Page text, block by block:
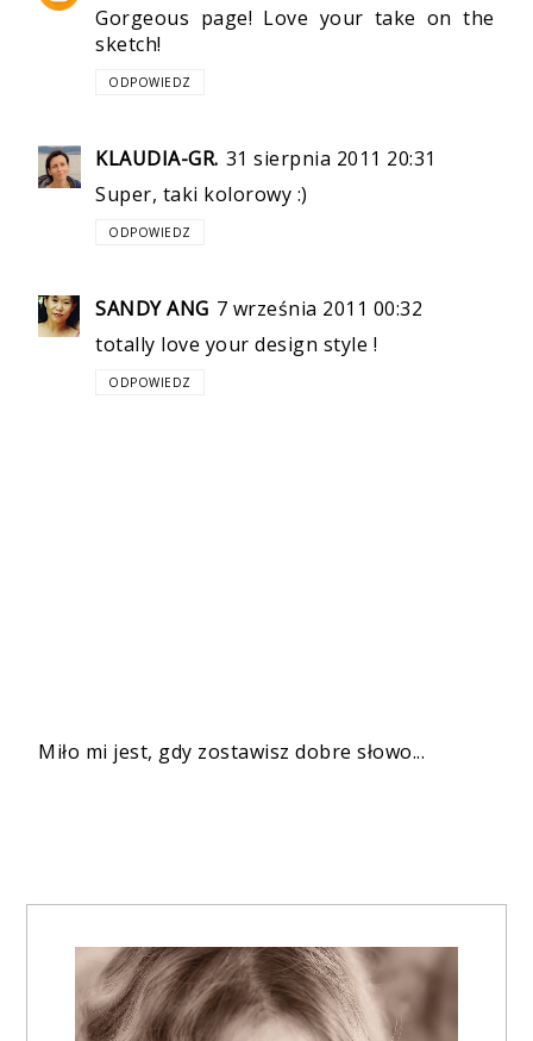
Gorgeous page! Love your take on the
sketch!
ODPOWIEDZ
KLAUDIA-GR. 31 sierpnia 2011 20:31
Super, taki kolorowy :)
ODPOWIEDZ
SANDY ANG 7 września 2011 00:32
totally love your design style !
ODPOWIEDZ
Miło mi jest, gdy zostawisz dobre słowo...